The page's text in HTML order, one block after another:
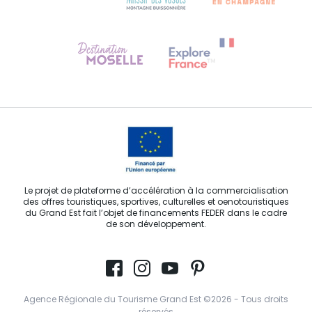
Contactez-nous
Le projet de plateforme d’accélération à la commercialisation
des offres touristiques, sportives, culturelles et oenotouristiques
du Grand Est fait l’objet de financements FEDER dans le cadre
de son développement.
Agence Régionale du Tourisme Grand Est ©2026 - Tous droits